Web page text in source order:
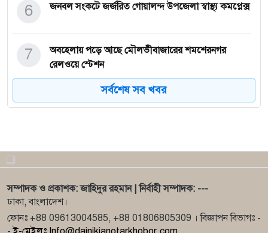
জনবল সংকটে জর্জরিত গোয়ালন্দ উপজেলা স্বাস্থ্য কমপ্লেক্স
6
অবহেলায় পড়ে আছে মৌলভীবাজারের শমশেরনগর
রেলওয়ে স্টেশন
7
পিতা মাতার উপর অভিমান করে অজানার উদ্দেশ্যে বের
8
9
প্রার্থীদের মনোনয়ন প্রক্রিয়ায় নিয়ে এনসিপি নেতার পদত্যাগ
10
সর্বশেষ সব খবর
সম্পাদক ও প্রকাশক: জাহিদুর রহমান | নির্বাহী সম্পাদক: ---
ঢাকা, বাংলাদেশ।
ফোনঃ +88 09613004585, +88 01806805309 । বিজ্ঞাপন বিভাগঃ -